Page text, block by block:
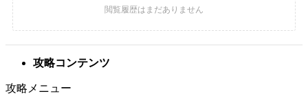
攻略コンテンツ
攻略メニュー